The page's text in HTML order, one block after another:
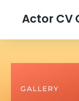
Actor CV
GALLERY